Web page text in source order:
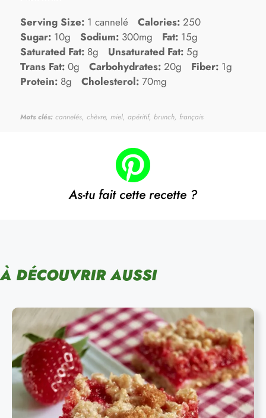
Serving Size: 1 cannelé Calories: 250
Sugar: 10g Sodium: 300mg Fat: 15g
Saturated Fat: 8g Unsaturated Fat: 5g
Trans Fat: 0g Carbohydrates: 20g Fiber: 1g
Protein: 8g Cholesterol: 70mg
Mots clés: cannelés, chèvre, miel, apéritif, brunch, français
As-tu fait cette recette ?
À DÉCOUVRIR AUSSI